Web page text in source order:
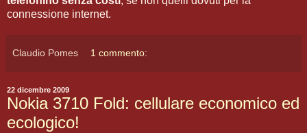
connessione internet.
Claudio Pomes 1 commento:
22 dicembre 2009
Nokia 3710 Fold: cellulare economico ed
ecologico!